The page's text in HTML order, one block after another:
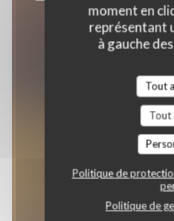
moment en
représentant
à gauche
Tout
Tout
Politique de
Politique de